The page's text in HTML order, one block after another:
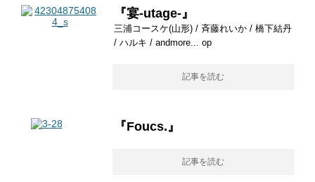
『宴-utage-』
三浦コースケ(山形) / 斉藤れいか / 橋下結丹
/ ハルキ / andmore... op
記事を読む
『Foucs.』
記事を読む